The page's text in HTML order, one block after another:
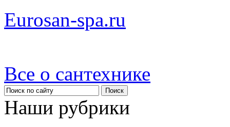
Eurosan-spa.ru
Все о сантехнике
Наши рубрики